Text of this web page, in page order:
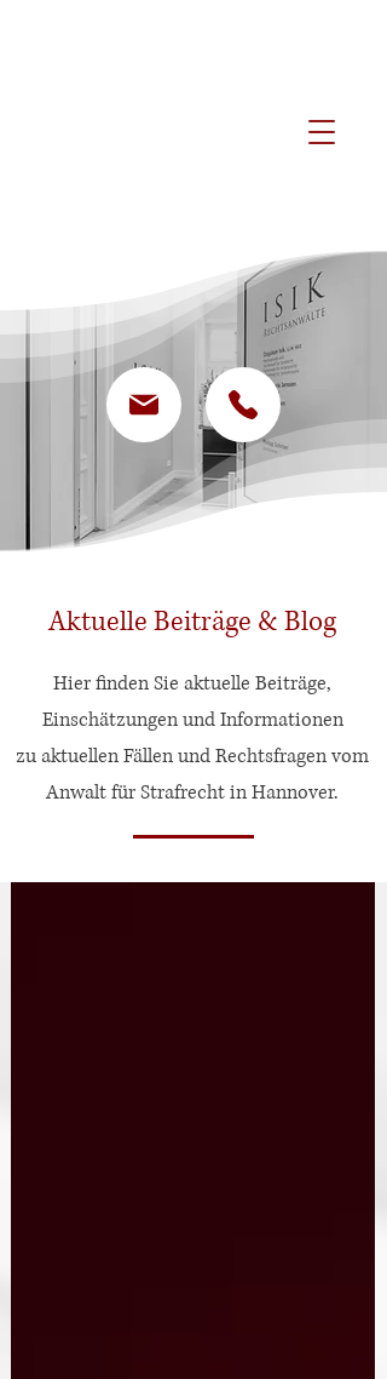
Aktuelle Beiträge & Blog
Hier finden Sie aktuelle Beiträge,
Einschätzungen und Informationen
zu aktuellen Fällen und Rechtsfragen vom
Anwalt für Strafrecht in Hannover.